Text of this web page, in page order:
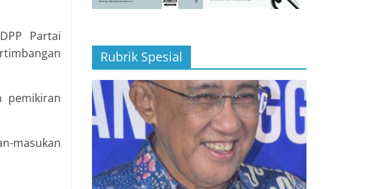
Partai
pemikiran
masukan
Rubrik Spesial